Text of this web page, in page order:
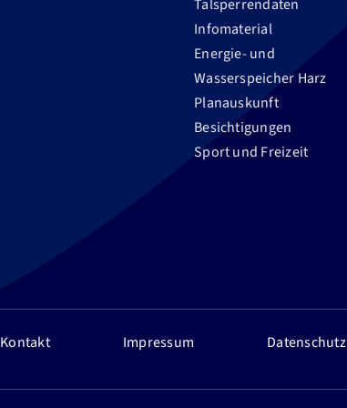
Talsperrendaten
Infomaterial
Energie- und
Wasserspeicher Harz
Planauskunft
Besichtigungen
Sport und Freizeit
Kontakt Impressum Datenschutz